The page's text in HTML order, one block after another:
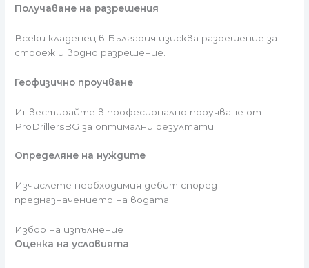
Получаване на разрешения
Всеки кладенец в България изисква разрешение за
строеж и водно разрешение.
Геофизично проучване
Инвестирайте в професионално проучване от
ProDrillersBG за оптимални резултати.
Определяне на нуждите
Изчислете необходимия дебит според
предназначението на водата.
Избор на изпълнение
Оценка на условията